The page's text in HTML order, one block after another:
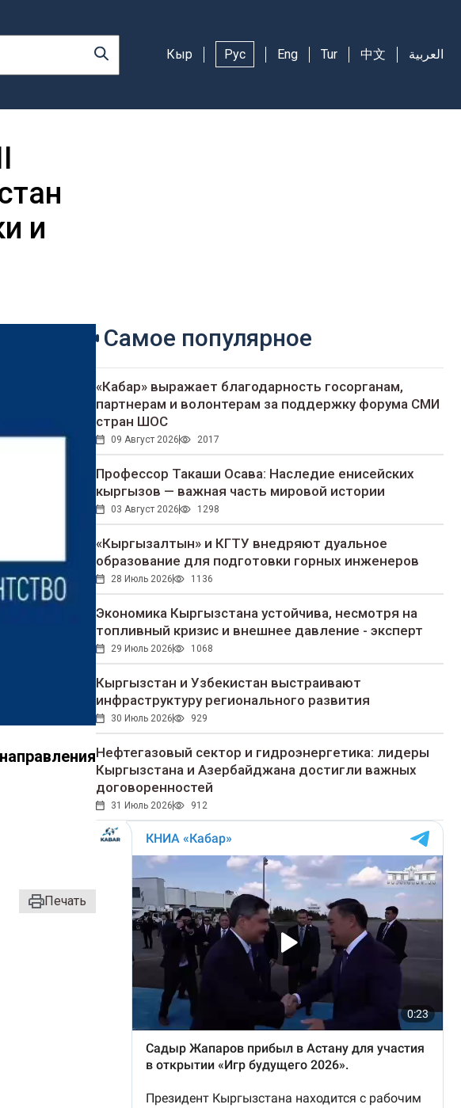
Кыр Рус Eng Tur 中文 العربية
и
Печать
Самое популярное
«Кабар» выражает благодарность госорганам,
партнерам и волонтерам за поддержку форума СМИ
стран ШОС
09 Август 2026 2017
Профессор Такаши Осава: Наследие енисейских
кыргызов — важная часть мировой истории
03 Август 2026 1298
«Кыргызалтын» и КГТУ внедряют дуальное
образование для подготовки горных инженеров
28 Июль 2026 1136
Экономика Кыргызстана устойчива, несмотря на
топливный кризис и внешнее давление - эксперт
29 Июль 2026 1068
Кыргызстан и Узбекистан выстраивают
инфраструктуру регионального развития
30 Июль 2026 929
Нефтегазовый сектор и гидроэнергетика: лидеры
Кыргызстана и Азербайджана достигли важных
договоренностей
31 Июль 2026 912